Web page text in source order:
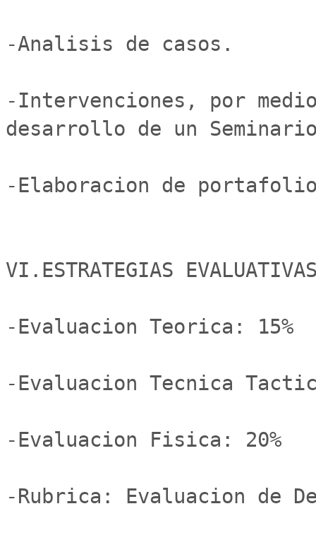
-Analisis de casos.
-Intervenciones, por
desarrollo de un
-Elaboracion de
VI.ESTRATEGIAS
-Evaluacion Teorica: 15%
-Evaluacion Tecnica
-Evaluacion Fisica: 20%
-Rubrica: Evaluacion de